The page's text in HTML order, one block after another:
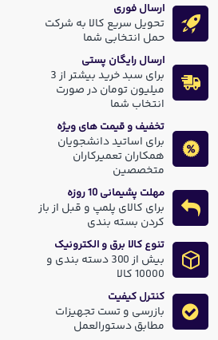
ارسال فوری
تحویل سریع کالا به شرکت
حمل انتخابی شما
ارسال رایگان پستی
برای سبد خرید بیشتر از 3
میلیون تومان در صورت
انتخاب شما
تخفیف و قیمت های ویژه
برای اساتید دانشجویان
همکاران تعمیرکاران
متخصصین
مهلت پشیمانی 10 روزه
برای کالای پلمپ و قبل از باز
کردن بسته بندی
تنوع کالا برق و الکترونیک
بیش از 300 دسته بندی و
10000 کالا
کنترل کیفیت
بازرسی و تست تجهیزات
مطابق دستورالعمل